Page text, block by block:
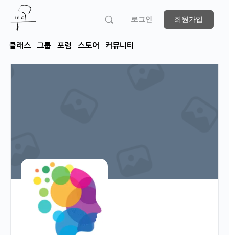
로그인 회원가입
클래스 그룹 포럼 스토어 커뮤니티